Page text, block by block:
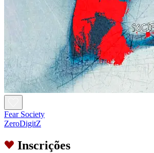
Fear Society
ZeroDigitZ
Inscrições